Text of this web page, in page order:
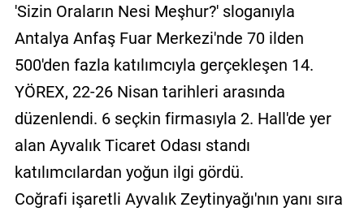
'Sizin Oraların Nesi Meşhur?' sloganıyla
Antalya Anfaş Fuar Merkezi'nde 70 ilden
500'den fazla katılımcıyla gerçekleşen 14.
YÖREX, 22-26 Nisan tarihleri arasında
düzenlendi. 6 seçkin firmasıyla 2. Hall'de yer
alan Ayvalık Ticaret Odası standı
katılımcılardan yoğun ilgi gördü.
Coğrafi işaretli Ayvalık Zeytinyağı'nın yanı sıra